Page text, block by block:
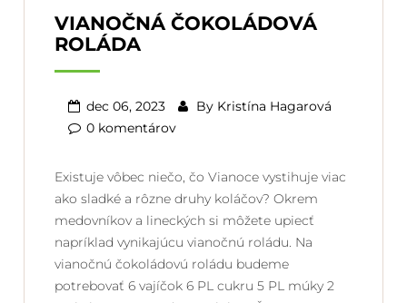
VIANOČNÁ ČOKOLÁDOVÁ
ROLÁDA
dec 06, 2023 By Kristína Hagarová
0 komentárov
Existuje vôbec niečo, čo Vianoce vystihuje viac
ako sladké a rôzne druhy koláčov? Okrem
medovníkov a lineckých si môžete upiecť
napríklad vynikajúcu vianočnú roládu. Na
vianočnú čokoládovú roládu budeme
potrebovať 6 vajíčok 6 PL cukru 5 PL múky 2